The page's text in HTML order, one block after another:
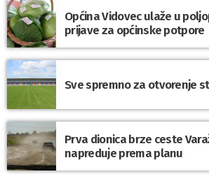
Općina Vidovec ulaže u
prijave za općinske potpore
Sve spremno za otvorenje
Prva dionica brze ceste
napreduje prema planu